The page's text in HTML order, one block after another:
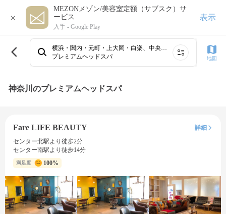
×
MEZONメゾン/美容室定額（サブスク）サ
ービス
入手 - Google Play
表示
横浜・関内・元町・上大岡・白楽、中央林間・相模大野、新横浜、藤沢、センター南・二俣川・戸塚・杉田・金沢文庫、川崎・鶴見、溝の口・たまプラーザ・青葉台・あざみ野、武蔵小杉・日吉・綱島・大倉山・菊名、子安・生麦、本厚木・海老名～小田急相模原⋯
プレミアムヘッドスパ
地図
神奈川のプレミアムヘッドスパ
Fare LIFE BEAUTY
詳細
センター北駅より徒歩2分
センター南駅より徒歩14分
満足度 100%